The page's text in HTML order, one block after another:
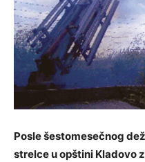
Posle šestomesečnog
strelce u opštini Kladovo